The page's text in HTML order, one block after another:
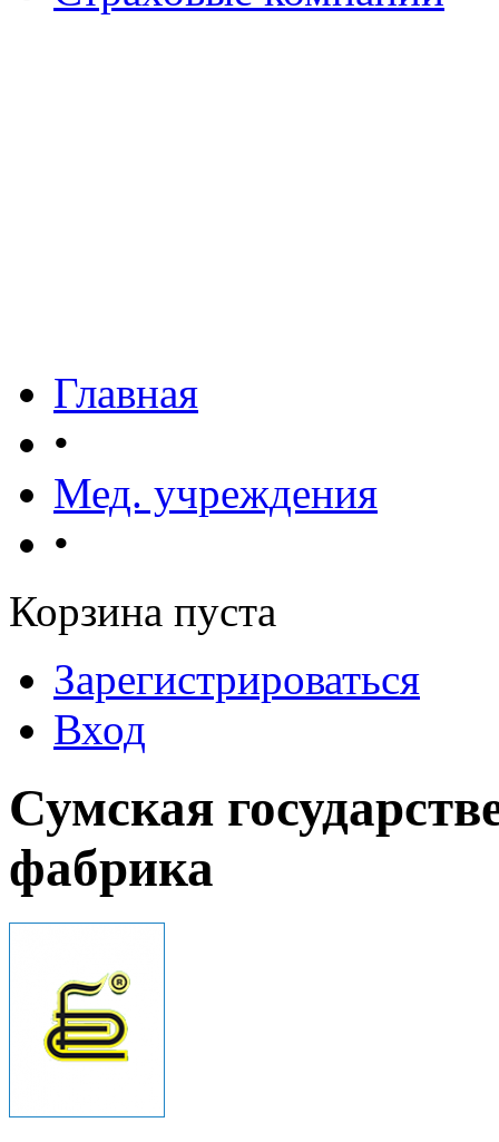
Главная
•
Мед. учреждения
•
Корзина пуста
Зарегистрироваться
Вход
Сумская
фабрика